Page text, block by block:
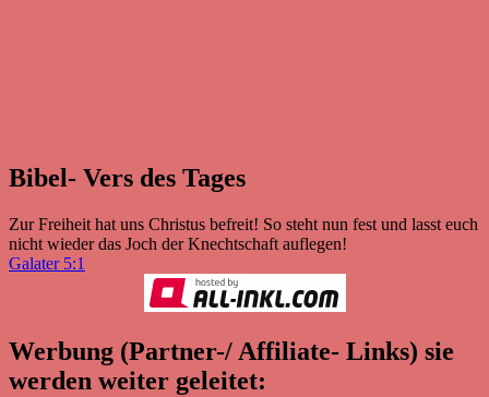
Bibel- Vers des Tages
Zur Freiheit hat uns Christus befreit! So steht nun fest und lasst euch
nicht wieder das Joch der Knechtschaft auflegen!
Galater 5:1
Werbung (Partner-/ Affiliate- Links) sie
werden weiter geleitet: